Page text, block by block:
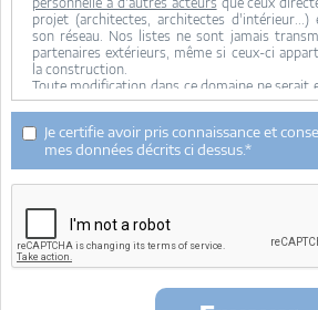
projet (architectes, architectes
son réseau. Nos listes ne sont jamais
partenaires extérieurs, même si ceux-ci
la construction.
Toute modification dans ce domaine ne serait
consentement.
Je consens à ce que mes données
permettre à architectes-france de
architectes. Seul Architectes-france, ses
maitrise d'oeuvre concernée par le
transmission de données à des tiers à
dessus n'est réalisée.
Mes données téléphoniques seront
Architectes-france.com et les architectes
cadre de la qualification et du suivi de mon
Les données sont conservées pendant une
partir des derniers contacts effectifs entre
Je certifie avoir pris connaissance et
mes données décrits ci dessus.*